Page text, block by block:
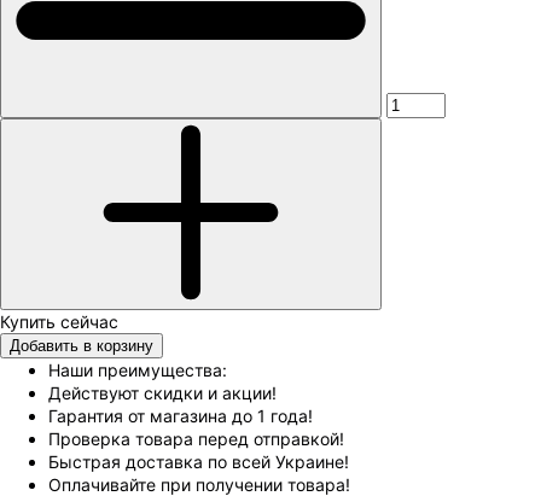
Добавить в корзину
Наши преимущества:
Действуют скидки и акции!
Гарантия от магазина до 1 года!
Проверка товара перед отправкой!
Быстрая доставка по всей Украине!
Оплачивайте при получении товара!